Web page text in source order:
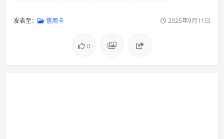
发表至： 信用卡 2025年9月11日
0